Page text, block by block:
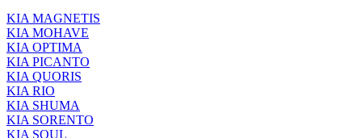
KIA MAGNETIS
KIA MOHAVE
KIA OPTIMA
KIA PICANTO
KIA QUORIS
KIA RIO
KIA SHUMA
KIA SORENTO
KIA SOUL